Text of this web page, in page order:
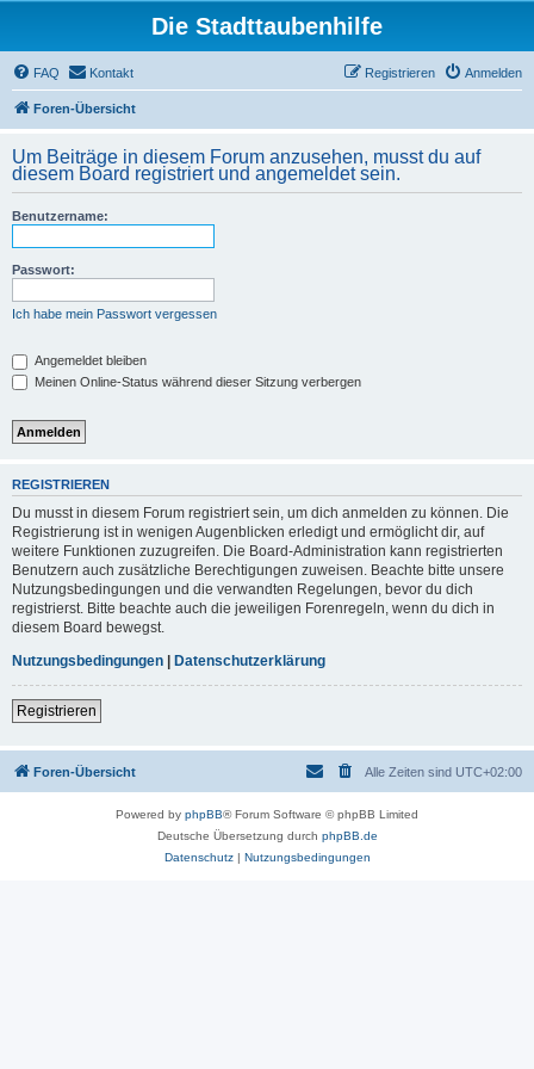
Die Stadttaubenhilfe
FAQ Kontakt Anmelden
Registrieren
Foren-Übersicht
Um Beiträge in diesem Forum anzusehen, musst du auf
diesem Board registriert und angemeldet sein.
Benutzername:
Passwort:
Ich habe mein Passwort vergessen
Angemeldet bleiben
Meinen Online-Status während dieser Sitzung verbergen
REGISTRIEREN
Du musst in diesem Forum registriert sein, um dich anmelden zu können. Die
Registrierung ist in wenigen Augenblicken erledigt und ermöglicht dir, auf
weitere Funktionen zuzugreifen. Die Board-Administration kann registrierten
Benutzern auch zusätzliche Berechtigungen zuweisen. Beachte bitte unsere
Nutzungsbedingungen und die verwandten Regelungen, bevor du dich
registrierst. Bitte beachte auch die jeweiligen Forenregeln, wenn du dich in
diesem Board bewegst.
Nutzungsbedingungen | Datenschutzerklärung
Registrieren
Foren-Übersicht Alle Zeiten sind UTC+02:00
Powered by phpBB® Forum Software © phpBB Limited
Deutsche Übersetzung durch phpBB.de
Datenschutz| Nutzungsbedingungen